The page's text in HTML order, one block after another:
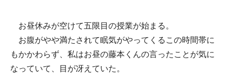
お昼休みが空けて五限目の授業が始まる。
お腹がやや満たされて眠気がやってくるこの時間帯に
もかかわらず、私はお昼の藤本くんの言ったことが気に
なっていて、目が冴えていた。